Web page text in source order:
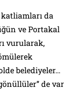
da
ve Portakal
vurularak,
belediyeler…
de var